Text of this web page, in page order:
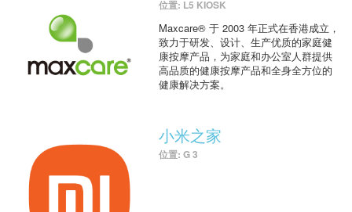
位置: L5 KIOSK
Maxcare® 于 2003 年正式在香港成立，
致力于研发、设计、生产优质的家庭健
康按摩产品，为家庭和办公室人群提供
高品质的健康按摩产品和全身全方位的
健康解决方案。
小米之家
位置: G 3